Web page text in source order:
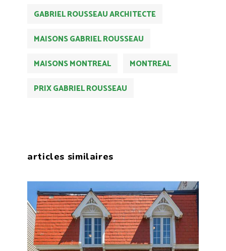
GABRIEL ROUSSEAU ARCHITECTE
MAISONS GABRIEL ROUSSEAU
MAISONS MONTREAL
MONTREAL
PRIX GABRIEL ROUSSEAU
articles similaires